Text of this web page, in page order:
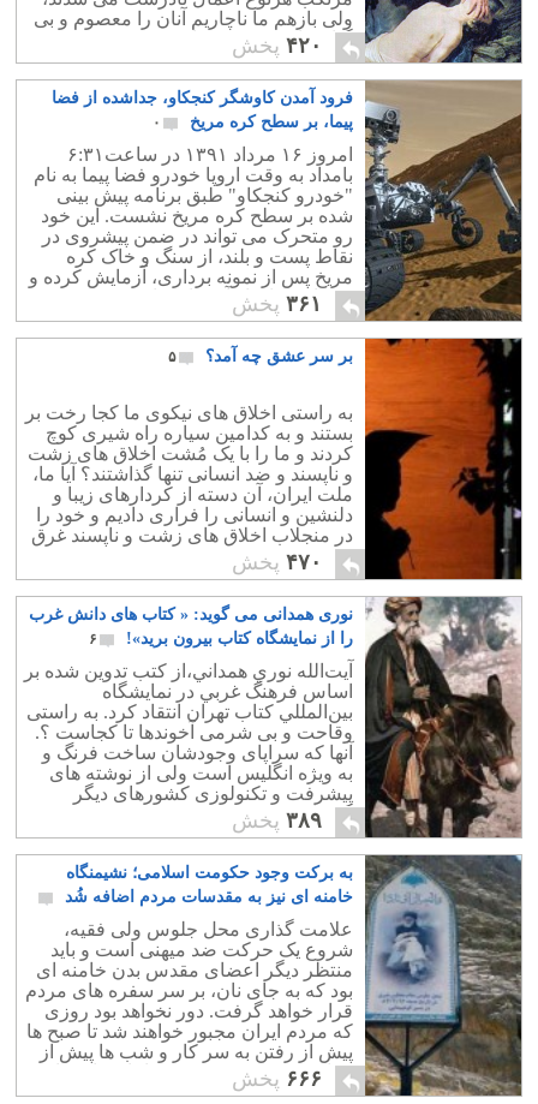
ولی بازهم ما ناچاریم آنان را معصوم و بی
گناه بدانیم و دم بر نیاوریم..
۴۲۰ پخش
فرود آمدن کاوشگر کنجکاو، جداشده از فضا
پیما، بر سطح کره مریخ
۰
امروز ۱۶ مرداد ۱۳۹۱ در ساعت۶:۳۱
بامداد به وقت اروپا خودرو فضا پیما به نام
"خودرو کنجکاو" طبق برنامه پیش بینی
شده بر سطح کره مریخ نشست. این خود
رو متحرک می تواند در ضمن پیشروی در
نقاط پست و بلند، از سنگ و خاک کره
مریخ پس از نمونه برداری، آزمایش کرده و
جزئیات ساختار آن خاک را به زمین
گزارش دهد.
۳۶۱ پخش
بر سر عشق چه آمد؟ ۵
به راستی اخلاق های نیکوی ما کجا رخت بر
بستند و به کدامین سیاره راه شیری کوچ
کردند و ما را با یک مُشت اخلاق های زشت
و ناپسند و ضد انسانی تنها گذاشتند؟ آیا ما،
ملت ایران، آن دسته از کردارهای زیبا و
دلنشین و انسانی را فراری دادیم و خود را
در منجلاب اخلاق های زشت و ناپسند غرق
نمودیم؟
۴۷۰ پخش
نوری همدانی می گوید: « کتاب های دانش غرب
را از نمایشگاه کتاب بیرون برید»!
۶
آيت‌الله نوري همداني،‌از کتب تدوين شده بر
اساس فرهنگ غربي در نمايشگاه
بين‌‌المللي کتاب تهران انتقاد کرد. به راستی
وقاحت و بی شرمی آخوندها تا کجاست ؟.
آنها که سراپای وجودشان ساخت فرنگ و
به ویژه انگلیس است ولی از نوشته های
پیشرفت و تکنولوزی کشورهای دیگر
گریزانند.
۳۸۹ پخش
به برکت وجود حکومت اسلامی؛ نشیمنگاه
خامنه ای نیز به مقدسات مردم اضافه شُد
۱۹
علامت گذاری محل جلوس ولی فقیه،
شروع یک حرکت ضد میهنی است و باید
منتظر دیگر اعضای مقدس بدن خامنه ای
بود که به جای نان، بر سر سفره های مردم
قرار خواهد گرفت. دور نخواهد بود روزی
که مردم ایران مجبور خواهند شد تا صبح ها
پیش از رفتن به سر کار و شب ها پیش از
خواب، به مجسمه حضرت امام خامنه ای
تعظیم کنند.
۶۶۶ پخش